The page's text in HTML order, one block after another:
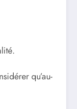
qu’au-